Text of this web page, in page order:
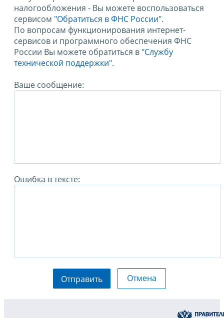
налогообложения - Вы можете воспользоваться
сервисом "Обратиться в ФНС России".
По вопросам функционирования интернет-
сервисов и программного обеспечения ФНС
России Вы можете обратиться в "Службу
технической поддержки".
Ваше сообщение:
Ошибка в тексте:
Отправить Отмена